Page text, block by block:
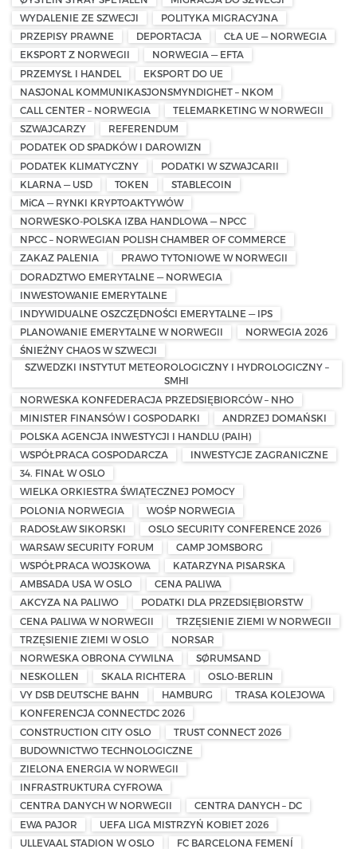
WYDALENIE ZE SZWECJI
POLITYKA MIGRACYJNA
PRZEPISY PRAWNE
DEPORTACJA
CŁA UE — NORWEGIA
EKSPORT Z NORWEGII
NORWEGIA — EFTA
PRZEMYSŁ I HANDEL
EKSPORT DO UE
NASJONAL KOMMUNIKASJONSMYNDIGHET – NKOM
CALL CENTER – NORWEGIA
TELEMARKETING W NORWEGII
SZWAJCARZY
REFERENDUM
PODATEK OD SPADKÓW I DAROWIZN
PODATEK KLIMATYCZNY
PODATKI W SZWAJCARII
KLARNA — USD
TOKEN
STABLECOIN
MiCA — RYNKI KRYPTOAKTYWÓW
NORWESKO-POLSKA IZBA HANDLOWA — NPCC
NPCC – NORWEGIAN POLISH CHAMBER OF COMMERCE
ZAKAZ PALENIA
PRAWO TYTONIOWE W NORWEGII
DORADZTWO EMERYTALNE — NORWEGIA
INWESTOWANIE EMERYTALNE
INDYWIDUALNE OSZCZĘDNOŚCI EMERYTALNE — IPS
PLANOWANIE EMERYTALNE W NORWEGII
NORWEGIA 2026
ŚNIEŻNY CHAOS W SZWECJI
SZWEDZKI INSTYTUT METEOROLOGICZNY I HYDROLOGICZNY –
SMHI
NORWESKA KONFEDERACJA PRZEDSIĘBIORCÓW – NHO
MINISTER FINANSÓW I GOSPODARKI
ANDRZEJ DOMAŃSKI
POLSKA AGENCJA INWESTYCJI I HANDLU (PAIH)
WSPÓŁPRACA GOSPODARCZA
INWESTYCJE ZAGRANICZNE
34. FINAŁ W OSLO
WIELKA ORKIESTRA ŚWIĄTECZNEJ POMOCY
POLONIA NORWEGIA
WOŚP NORWEGIA
RADOSŁAW SIKORSKI
OSLO SECURITY CONFERENCE 2026
WARSAW SECURITY FORUM
CAMP JOMSBORG
WSPÓŁPRACA WOJSKOWA
KATARZYNA PISARSKA
AMBSADA USA W OSLO
CENA PALIWA
AKCYZA NA PALIWO
PODATKI DLA PRZEDSIĘBIORSTW
CENA PALIWA W NORWEGII
TRZĘSIENIE ZIEMI W NORWEGII
TRZĘSIENIE ZIEMI W OSLO
NORSAR
NORWESKA OBRONA CYWILNA
SØRUMSAND
NESKOLLEN
SKALA RICHTERA
OSLO-BERLIN
VY DSB DEUTSCHE BAHN
HAMBURG
TRASA KOLEJOWA
KONFERENCJA CONNECTDC 2026
CONSTRUCTION CITY OSLO
TRUST CONNECT 2026
BUDOWNICTWO TECHNOLOGICZNE
ZIELONA ENERGIA W NORWEGII
INFRASTRUKTURA CYFROWA
CENTRA DANYCH W NORWEGII
CENTRA DANYCH – DC
EWA PAJOR
UEFA LIGA MISTRZYŃ KOBIET 2026
ULLEVAAL STADION W OSLO
FC BARCELONA FEMENÍ